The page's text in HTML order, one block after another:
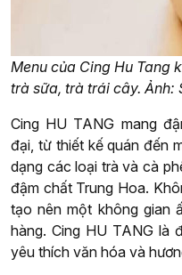
Menu của Cing Hu Tang
trà sữa, trà trái cây. Ảnh:
Cing HU TANG mang
đại, từ thiết kế quán đến
dạng các loại trà và cà
đậm chất Trung Hoa.
tạo nên một không gian
hàng. Cing HU TANG là
yêu thích văn hóa và